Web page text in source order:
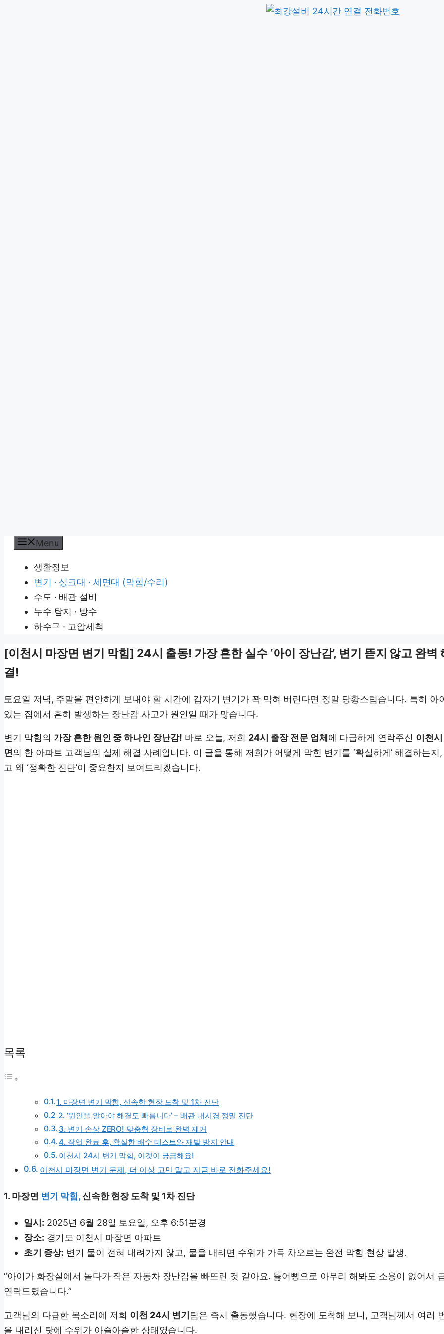
Menu
생활정보
변기 · 싱크대 · 세면대 (막힘/수리)
수도 · 배관 설비
누수 탐지 · 방수
하수구 · 고압세척
[이천시 마장면 변기 막힘] 24시 출동! 가장 흔한 실수 ‘아이 장난감’, 변기 뜯지 않고 완벽
결!
토요일 저녁, 주말을 편안하게 보내야 할 시간에 갑자기 변기가 꽉 막혀 버린다면 정말 당황스럽습니다. 특히 아
있는 집에서 흔히 발생하는 장난감 사고가 원인일 때가 많습니다.
변기 막힘의 가장 흔한 원인 중 하나인 장난감! 바로 오늘, 저희 24시 출장 전문 업체 에 다급하게 연락주신 이천
면 의 한 아파트 고객님의 실제 해결 사례입니다. 이 글을 통해 저희가 어떻게 막힌 변기를 ‘확실하게’ 해결하는지
고 왜 ‘정확한 진단’이 중요한지 보여드리겠습니다.
목록
1. 마장면 변기 막힘, 신속한 현장 도착 및 1차 진단
2. ‘원인을 알아야 해결도 빠릅니다’ – 배관 내시경 정밀 진단
3. 변기 손상 ZERO! 맞춤형 장비로 완벽 제거
4. 작업 완료 후, 확실한 배수 테스트와 재발 방지 안내
이천시 24시 변기 막힘, 이것이 궁금해요!
이천시 마장면 변기 문제, 더 이상 고민 말고 지금 바로 전화주세요!
1. 마장면 변기 막힘, 신속한 현장 도착 및 1차 진단
일시: 2025년 6월 28일 토요일, 오후 6:51분경
장소: 경기도 이천시 마장면 아파트
초기 증상: 변기 물이 전혀 내려가지 않고, 물을 내리면 수위가 가득 차오르는 완전 막힘 현상 발생.
“아이가 화장실에서 놀다가 작은 자동차 장난감을 빠뜨린 것 같아요. 뚫어뻥으로 아무리 해봐도 소용이 없어서
연락드렸습니다.”
고객님의 다급한 목소리에 저희 이천 24시 변기 팀은 즉시 출동했습니다. 현장에 도착해 보니, 고객님께서 여러
을 내리신 탓에 수위가 아슬아슬한 상태였습니다.